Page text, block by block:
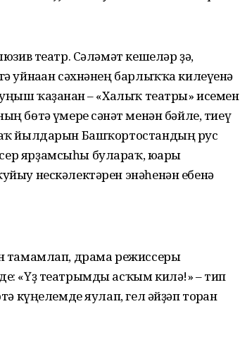
театр. Сәләмәт кешеләр ҙә,
уйнаған сәхнәнең барлыҡҡа килеүенә
ҡаҙанған – «Халыҡ театры» исемен
бөтә ғүмере сәнғәт менән бәйле, тиеү
йылдарын Башҡортостандың рус
ярҙамсыһы булараҡ, юғары
нескәлектәрен энәһенән ебенә
тамамлап, драма режиссеры
«Үҙ театрымды асҡым килә!» – тип
күңелемде яулап, гел әйҙәп торған